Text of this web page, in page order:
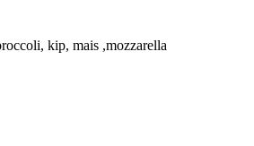
kip, mais ,mozzarella